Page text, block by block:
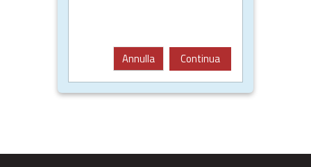
Annulla Continua